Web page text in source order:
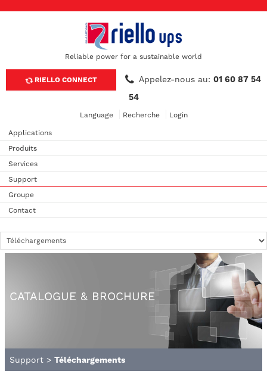
Reliable power for a sustainable world
RIELLO CONNECT Appelez-nous au: 01 60 87 54
54
Language Recherche Login
Applications
Produits
Services
Support
Groupe
Contact
CATALOGUE & BROCHURE
Support > Téléchargements